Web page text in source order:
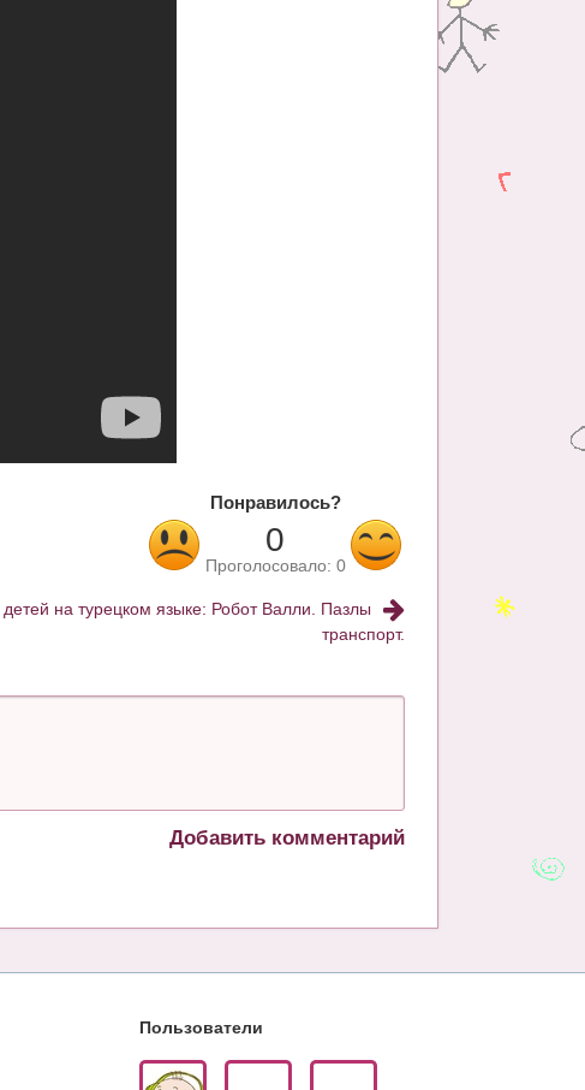
Понравилось?
0
Проголосовало: 0
на турецком языке: Робот Валли. Пазлы
транспорт.
Добавить комментарий
Пользователи